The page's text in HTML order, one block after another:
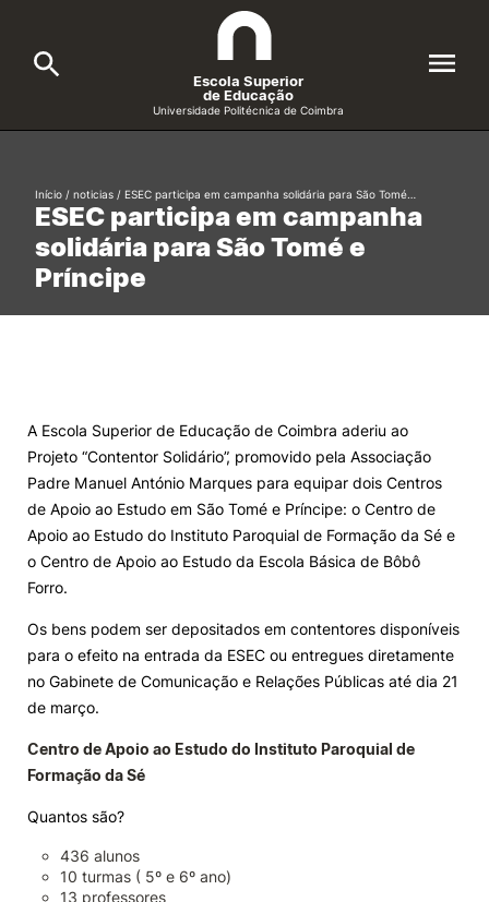
Cursos
Candidatos
Alunos
Knowledge Factory
Candidaturas
©2026 Instituto Politécnico de Coimbra. Todos os direitos reservados.
Escola Superior
de Educação
Universidade Politécnica de Coimbra
Search
Formative Offer General
ESEC participa em campanha
solidária para São Tomé e
Príncipe
Início / noticias / ESEC participa em campanha solidária para São Tomé…
A Escola Superior de Educação de Coimbra aderiu ao
Projeto “Contentor Solidário”, promovido pela Associação
Padre Manuel António Marques para equipar dois Centros
de Apoio ao Estudo em São Tomé e Príncipe: o Centro de
Apoio ao Estudo do Instituto Paroquial de Formação da Sé e
o Centro de Apoio ao Estudo da Escola Básica de Bôbô
Forro.
Os bens podem ser depositados em contentores disponíveis
para o efeito na entrada da ESEC ou entregues diretamente
no Gabinete de Comunicação e Relações Públicas até dia 21
de março.
Centro de Apoio ao Estudo do Instituto Paroquial de
Formação da Sé
Quantos são?
436 alunos
10 turmas ( 5º e 6º ano)
13 professores